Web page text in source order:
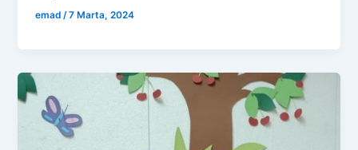
emad/7 Marta, 2024